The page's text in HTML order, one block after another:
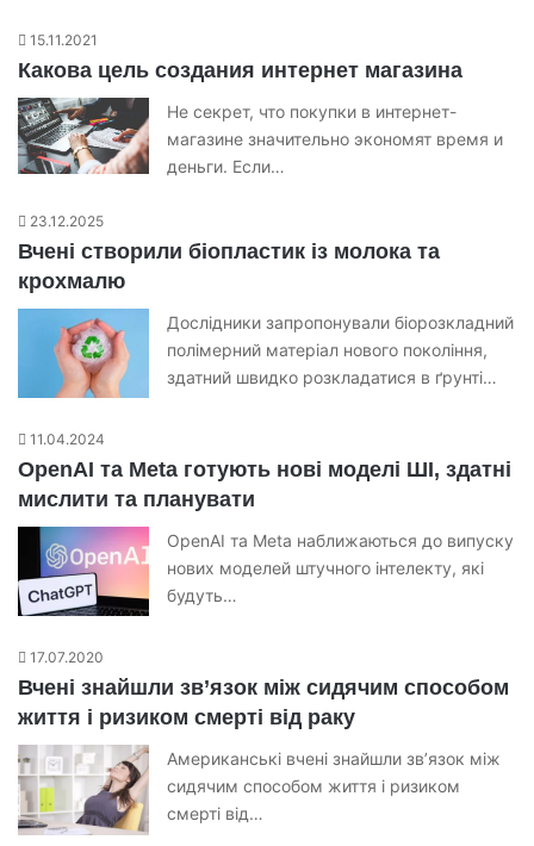
15.11.2021
Какова цель создания интернет магазина
Не секрет, что покупки в интернет-
магазине значительно экономят время и
деньги. Если…
23.12.2025
Вчені створили біопластик із молока та
крохмалю
Дослідники запропонували біорозкладний
полімерний матеріал нового покоління,
здатний швидко розкладатися в ґрунті…
11.04.2024
OpenAI та Meta готують нові моделі ШІ, здатні
мислити та планувати
OpenAI та Meta наближаються до випуску
нових моделей штучного інтелекту, які
будуть…
17.07.2020
Вчені знайшли зв’язок між сидячим способом
життя і ризиком смерті від раку
Американські вчені знайшли зв’язок між
сидячим способом життя і ризиком
смерті від…